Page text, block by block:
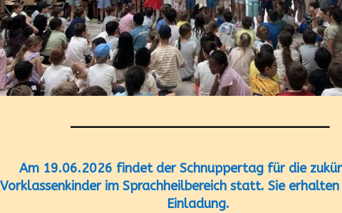
_________________________________
Am 19.06.2026 findet der Schnuppertag für die
Vorklassenkinder im Sprachheilbereich statt. Sie
Einladung.